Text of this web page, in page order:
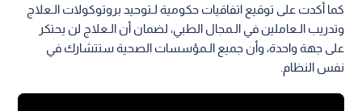
كما أكدت على توقيع اتفاقيات حكومية لـتوحيد بروتوكولات الـعلاج
وتدريب الـعاملين في الـمجال الطبي، لضمان أن الـعلاج لن يحتكر
على جهة واحدة، وأن جميع الـمؤسسات الصحية ستتشارك في
نفس النظام.